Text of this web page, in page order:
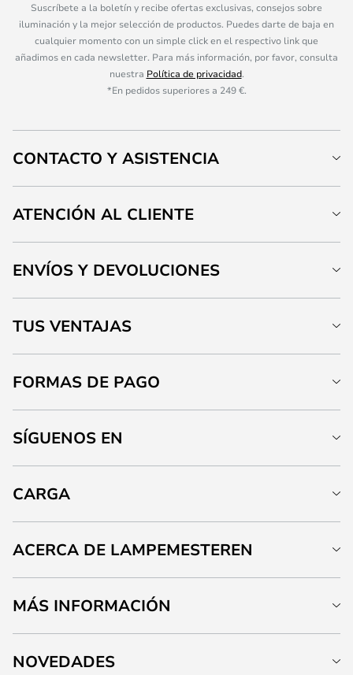
Suscríbete a la boletín y recibe ofertas exclusivas, consejos sobre
iluminación y la mejor selección de productos. Puedes darte de baja en
cualquier momento con un simple click en el respectivo link que
añadimos en cada newsletter. Para más información, por favor, consulta
nuestra Política de privacidad.
*En pedidos superiores a 249 €.
CONTACTO Y ASISTENCIA
ATENCIÓN AL CLIENTE
ENVÍOS Y DEVOLUCIONES
TUS VENTAJAS
FORMAS DE PAGO
SÍGUENOS EN
CARGA
ACERCA DE LAMPEMESTEREN
MÁS INFORMACIÓN
NOVEDADES